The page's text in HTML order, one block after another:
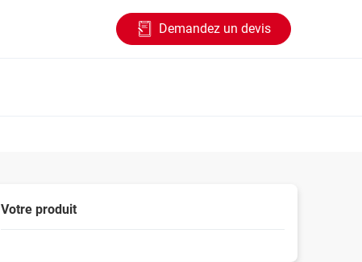
Demandez un devis
Votre produit